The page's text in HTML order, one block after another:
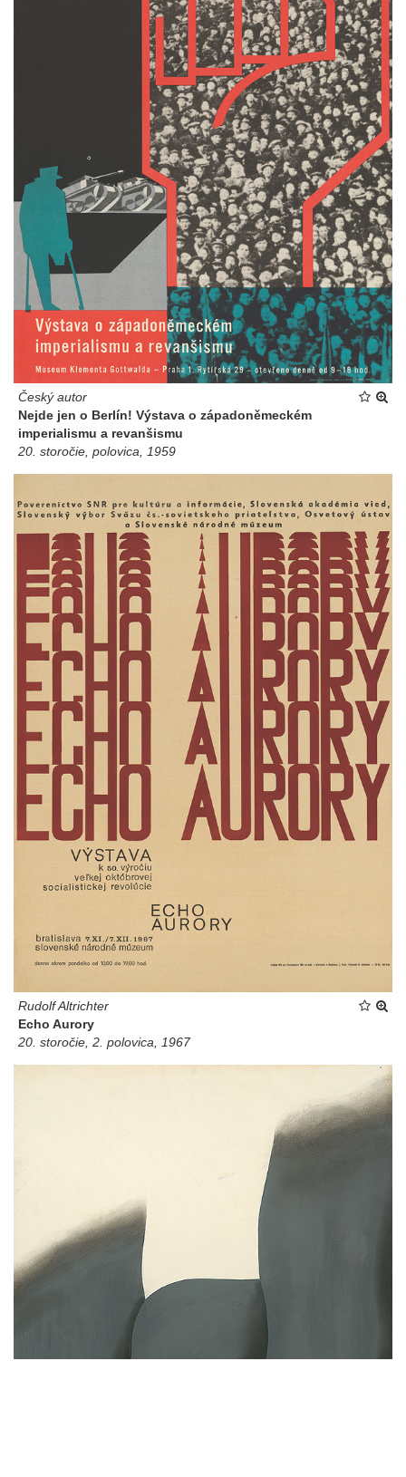
Český autor
Nejde jen o Berlín! Výstava o západoněmeckém
imperialismu a revanšismu
20. storočie, polovica, 1959
Rudolf Altrichter
Echo Aurory
20. storočie, 2. polovica, 1967